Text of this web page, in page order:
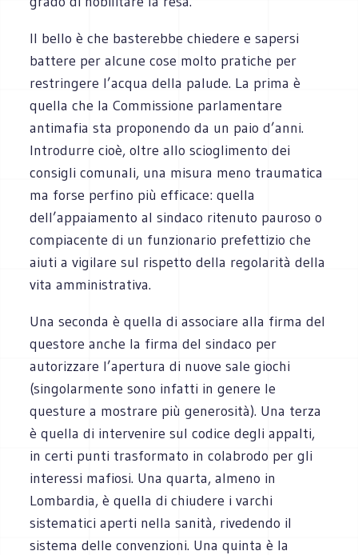
Il bello è che basterebbe chiedere e sapersi
battere per alcune cose molto pratiche per
restringere l’acqua della palude. La prima è
quella che la Commissione parlamentare
antimafia sta proponendo da un paio d’anni.
Introdurre cioè, oltre allo scioglimento dei
consigli comunali, una misura meno traumatica
ma forse perfino più efficace: quella
dell’appaiamento al sindaco ritenuto pauroso o
compiacente di un funzionario prefettizio che
aiuti a vigilare sul rispetto della regolarità della
vita amministrativa.
Una seconda è quella di associare alla firma del
questore anche la firma del sindaco per
autorizzare l’apertura di nuove sale giochi
(singolarmente sono infatti in genere le
questure a mostrare più generosità). Una terza
è quella di intervenire sul codice degli appalti,
in certi punti trasformato in colabrodo per gli
interessi mafiosi. Una quarta, almeno in
Lombardia, è quella di chiudere i varchi
sistematici aperti nella sanità, rivedendo il
sistema delle convenzioni. Una quinta è la